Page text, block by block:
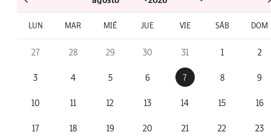
LUN MAR MIÉ JUE VIE SÁB DOM
27 28 29 30 31 1 2
3 4 5 6 7 8 9
10 11 12 13 14 15 16
17 18 19 20 21 22 23